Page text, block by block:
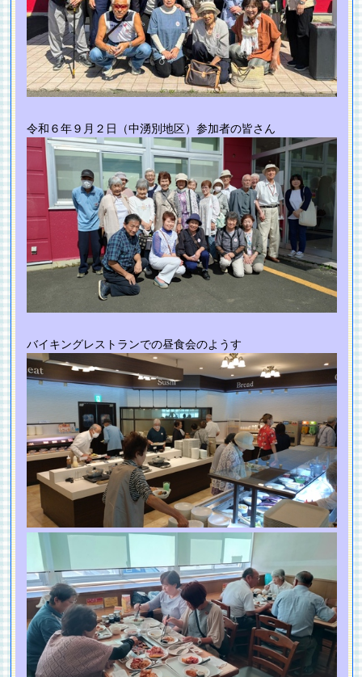
令和６年９月２日（中湧別地区）参加者の皆さん
バイキングレストランでの昼食会のようす